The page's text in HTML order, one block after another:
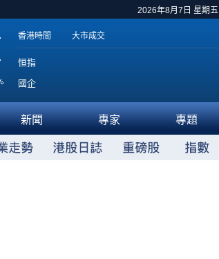
2026年8月7日 星期五
香港時間 大市成交
恒指
國企
新聞 專家 專題